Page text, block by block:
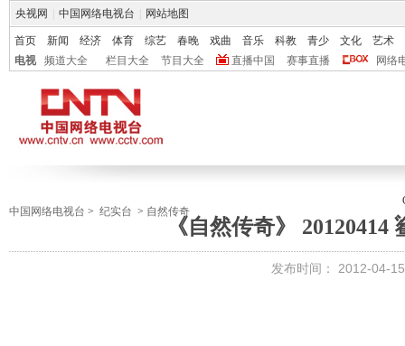
央视网 中国网络电视台 网站地图
首页 新闻 经济 体育 综艺 春晚 戏曲 音乐 科教 青少 文化
艺术
电视
频道大全 栏目大全 节目大全 直播中国 赛事直播 网络
中国网络电视台 > 纪实台 > 自然传奇
《自然传奇》 20120414
发布时间： 2012-04-